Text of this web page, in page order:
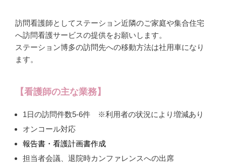
訪問看護師としてステーション近隣のご家庭や集合住宅
へ訪問看護サービスの提供をお願いします。
ステーション博多の訪問先への移動方法は社用車になり
ます。
【看護師の主な業務】
1日の訪問件数5-6件 ※利用者の状況により増減あり
オンコール対応
報告書・看護計画書作成
担当者会議、退院時カンファレンスへの出席